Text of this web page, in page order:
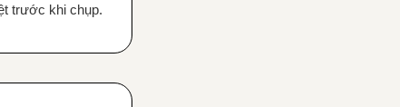
trước khi chụp.